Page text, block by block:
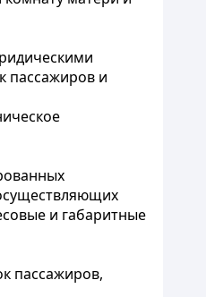
пассажиров и
и габаритные
пассажиров,